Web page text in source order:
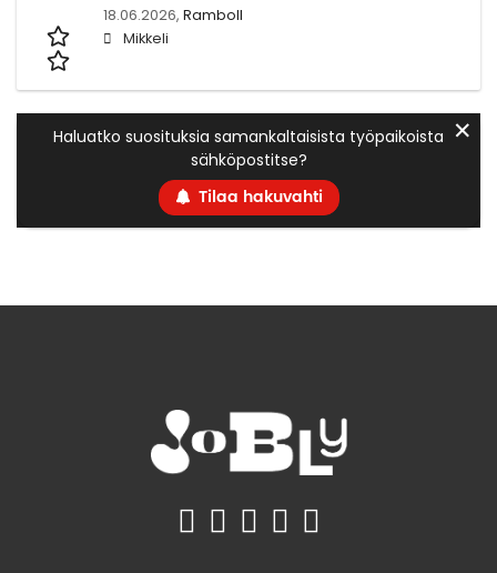
18.06.2026, Ramboll
Mikkeli
Haluatko suosituksia samankaltaisista työpaikoista
sähköpostitse?
Tilaa hakuvahti
✕